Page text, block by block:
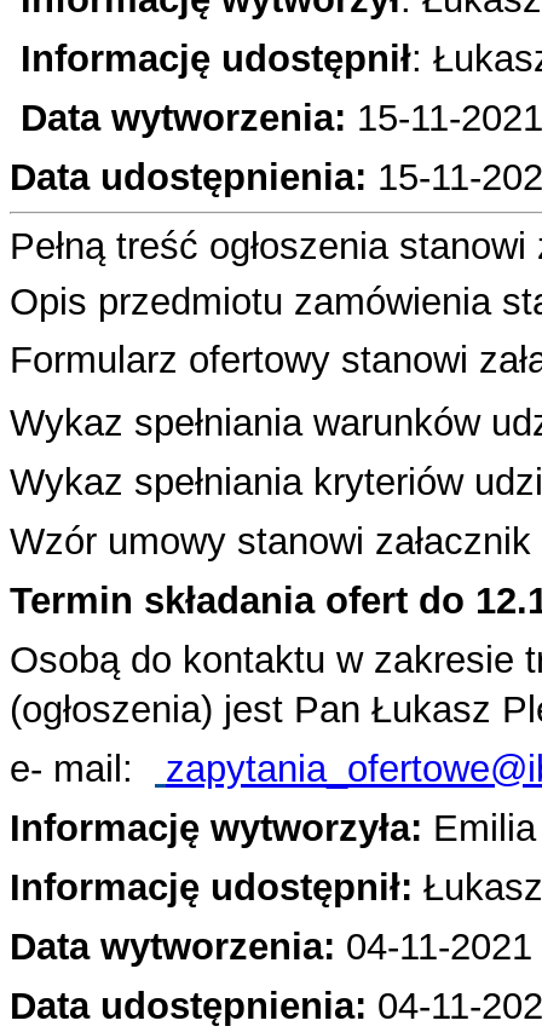
Informację udostępnił:
Data wytworzenia: 15-11-
Data udostępnienia: 15-11-
Pełną treść ogłoszenia stanowi
Opis przedmiotu zamówienia
Formularz ofertowy stanowi
Wykaz spełniania warunków
Wykaz spełniania kryteriów
Wzór umowy stanowi załacznik
Termin składania ofert do
Osobą do kontaktu w zakresie
(ogłoszenia) jest Pan Łukasz
e- mail:
Informację wytworzyła:
Informację udostępnił:
Data wytworzenia: 04-11-2021
Data udostępnienia: 04-11-